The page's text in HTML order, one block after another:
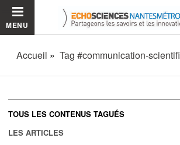
MENU
Accueil Tag #communication-
TOUS LES CONTENUS TAGUÉS
LES ARTICLES